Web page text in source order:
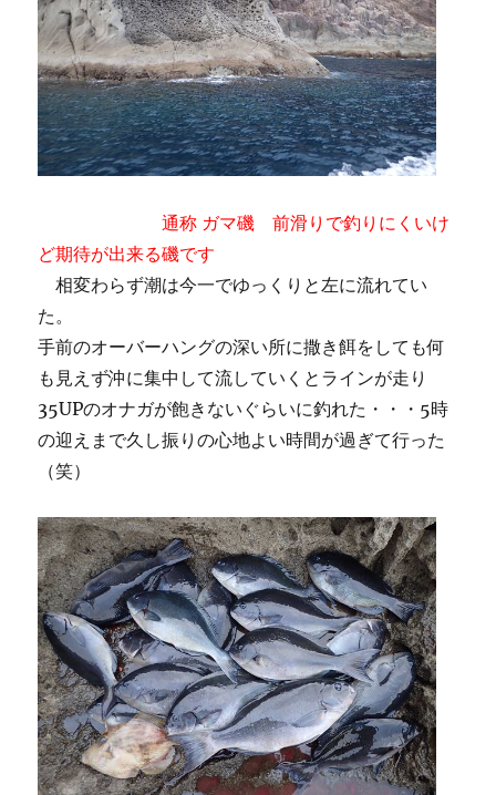
通称 ガマ磯 前滑りで釣りにくいけ
ど期待が出来る磯です
相変わらず潮は今一でゆっくりと左に流れてい
た。
手前のオーバーハングの深い所に撒き餌をしても何
も見えず沖に集中して流していくとラインが走り
35UPのオナガが飽きないぐらいに釣れた・・・5時
の迎えまで久し振りの心地よい時間が過ぎて行った
（笑）